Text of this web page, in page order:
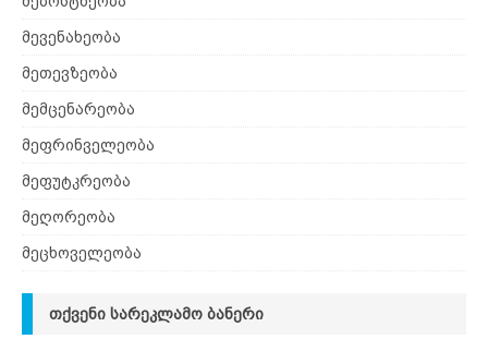
მევენახეობა
მეთევზეობა
მემცენარეობა
მეფრინველეობა
მეფუტკრეობა
მეღორეობა
მეცხოველეობა
ᲗᲥᲕᲔᲜᲘ ᲡᲐᲠᲔᲙᲚᲐᲛᲝ ᲑᲐᲜᲔᲠᲘ